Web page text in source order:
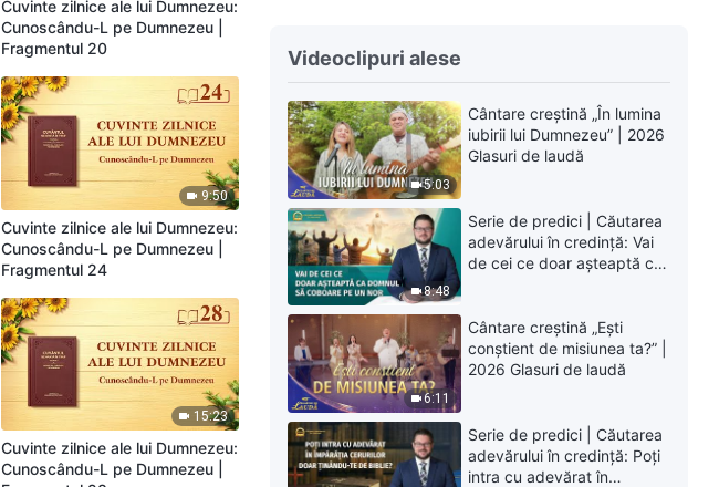
Cuvinte zilnice ale lui Dumnezeu:
Cunoscându-L pe Dumnezeu |
Fragmentul 20
9:50
Cuvinte zilnice ale lui Dumnezeu:
Cunoscându-L pe Dumnezeu |
Fragmentul 24
15:23
Cuvinte zilnice ale lui Dumnezeu:
Cunoscându-L pe Dumnezeu |
Videoclipuri alese
5:03
Cântare creștină „În lumina
iubirii lui Dumnezeu” | 2026
Glasuri de laudă
8:48
Serie de predici | Căutarea
adevărului în credință: Vai
de cei ce doar așteaptă ca
6:11
Cântare creștină „Ești
conștient de misiunea ta?” |
2026 Glasuri de laudă
Serie de predici | Căutarea
adevărului în credință: Poți
intra cu adevărat în